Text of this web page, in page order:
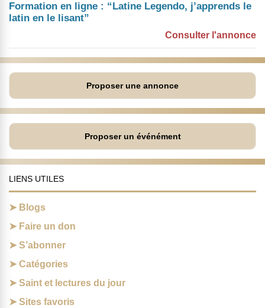
Formation en ligne : “Latine Legendo, j’apprends le
latin en le lisant”
Consulter l'annonce
Proposer une annonce
Proposer un événément
LIENS UTILES
Blogs
Faire un don
S’abonner
Catégories
Saint et lectures du jour
Sites favoris